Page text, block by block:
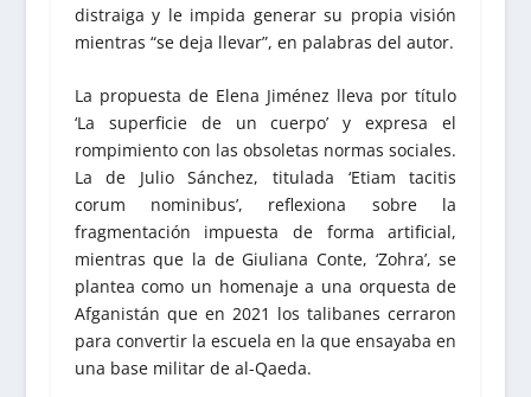
distraiga y le impida generar su propia visión
mientras “se deja llevar”, en palabras del autor.
La propuesta de Elena Jiménez lleva por título
‘La superficie de un cuerpo’ y expresa el
rompimiento con las obsoletas normas sociales.
La de Julio Sánchez, titulada ‘Etiam tacitis
corum nominibus’, reflexiona sobre la
fragmentación impuesta de forma artificial,
mientras que la de Giuliana Conte, ‘Zohra’, se
plantea como un homenaje a una orquesta de
Afganistán que en 2021 los talibanes cerraron
para convertir la escuela en la que ensayaba en
una base militar de al-Qaeda.